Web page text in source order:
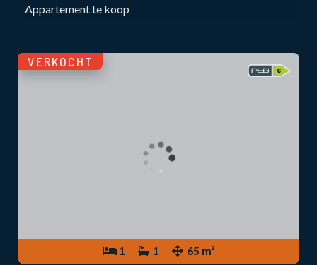
Appartement te koop
1 1 65 m²
VERKOCHT